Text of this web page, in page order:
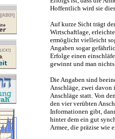
Hoffentlich wird sie
Auf kurze Sicht trägt
Wirtschaftlage,
ermöglicht vielleicht
Angaben sogar
Erfolge einen
gewinnt und man
Die Angaben sind
Anschläge, zwei davon
Anschläge statt. Von
den vier verübten
Informationen gibt,
hinter dem ein gut
Armee, die präzise wie